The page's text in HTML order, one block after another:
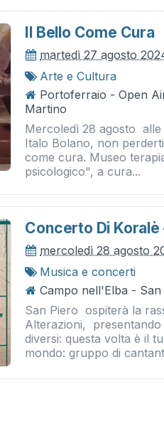
Il Bello Come Cura
martedì 27 agosto
Arte e Cultura
Portoferraio - Open
Martino
Mercoledì 28 agosto
Italo Bolano, non
come cura. Museo
psicologico", a cura...
Concerto Di Koralè
mercoledì 28 agosto
Musica e concerti
Campo nell'Elba -
San Piero ospiterà la
Alterazioni, presentando
diversi: questa volta è il
mondo: gruppo di